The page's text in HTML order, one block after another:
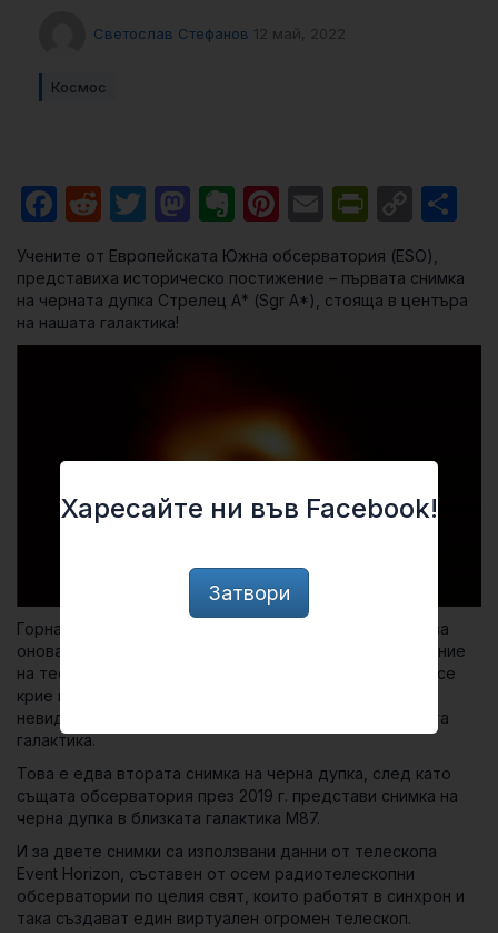
Светослав Стефанов 12 май, 2022
Космос
Facebook
RedditTwitter
Mastodon
Evernote
Pinterest
Email
Link
Учените от Европейската Южна обсерватория (ESO),
представиха историческо постижение – първата снимка
на черната дупка Стрелец А* (Sgr A*)
, стояща в центъра
на нашата галактика!
Горната снимка по ясен и недвусмислен начин показва
онова, което досега учените знаеха само благодарение
на теорията – че дълбоко в центъра на Млечния път се
крие истинско космическо чудовище, което макар и
невидимо, държи в гравитационната си примка цялата
галактика.
Това е едва втората снимка на черна дупка, след като
същата обсерватория през 2019 г. представи снимка на
черна дупка в близката галактика М87.
И за двете снимки са използвани данни от телескопа
Event Horizon, съставен от осем радиотелескопни
обсерватории по целия свят, които работят в синхрон и
така създават един виртуален огромен телескоп.
Харесайте ни във Facebook!
Затвори